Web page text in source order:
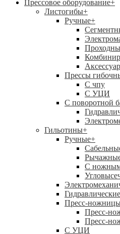
Прессовое оборудование+
Листогибы+
Ручные+
Прессы
C чпу
С УЦИ
С поворотной
Гильотины+
Ручные+
С
Гидравлические
Пресс-
Пресс-
Пресс-
С УЦИ